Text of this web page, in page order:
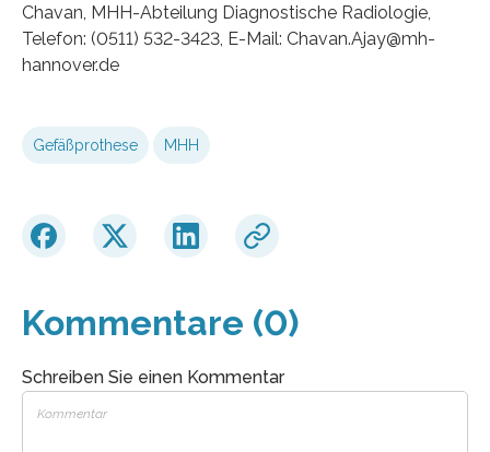
Chavan, MHH-Abteilung Diagnostische Radiologie,
Telefon: (0511) 532-3423, E-Mail: Chavan.Ajay@mh-
hannover.de
Gefäßprothese MHH
Kommentare (0)
Schreiben Sie einen Kommentar